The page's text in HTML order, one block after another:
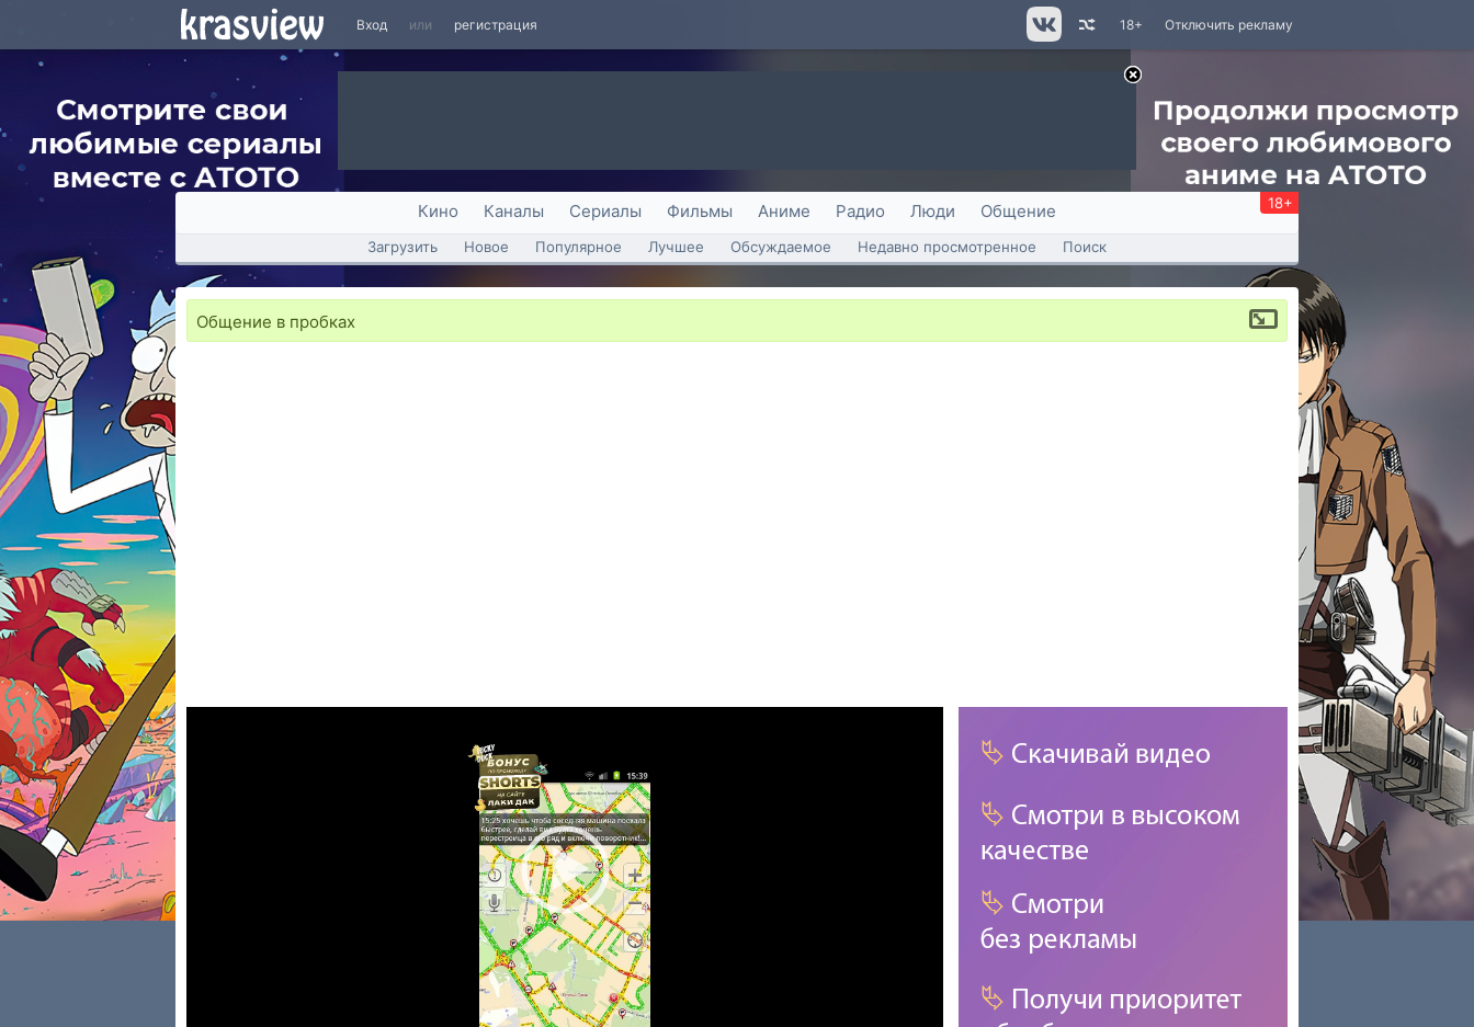
Вход или регистрация Отключить рекламу
18+
Кино Каналы Сериалы Фильмы Аниме Радио Люди Общение 18+
Загрузить Новое Популярное Лучшее Обсуждаемое Недавно просмотренное Поиск
Общение в пробках